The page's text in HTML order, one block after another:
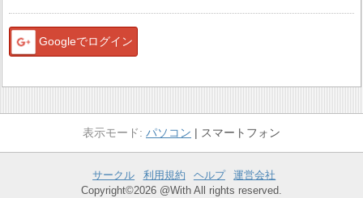
Googleでログイン
パソコン スマートフォン
サークル 利用規約 ヘルプ
運営会社
Copyright©2026 @With All rights reserved.